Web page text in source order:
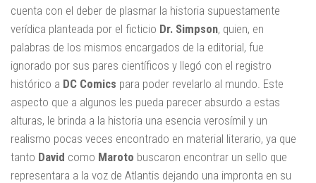
cuenta con el deber de plasmar la historia supuestamente
verídica planteada por el ficticio Dr. Simpson, quien, en
palabras de los mismos encargados de la editorial, fue
ignorado por sus pares científicos y llegó con el registro
histórico a DC Comics para poder revelarlo al mundo. Este
aspecto que a algunos les pueda parecer absurdo a estas
alturas, le brinda a la historia una esencia verosímil y un
realismo pocas veces encontrado en material literario, ya que
tanto David como Maroto buscaron encontrar un sello que
representara a la voz de Atlantis dejando una impronta en su